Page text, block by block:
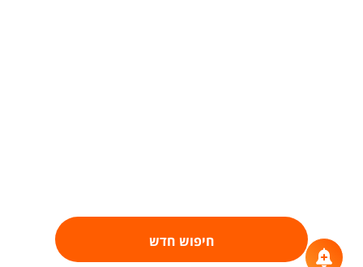
חיפוש חדש